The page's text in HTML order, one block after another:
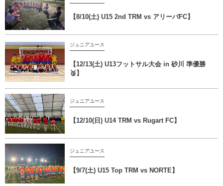
【8/10(土) U15 2nd TRM vs アリーバFC】
ジュニアユース
【12/13(土) U13フットサル大会 in 砂川 準優勝
🥈】
ジュニアユース
【12/10(日) U14 TRM vs Rugart FC】
ジュニアユース
【9/7(土) U15 Top TRM vs NORTE】